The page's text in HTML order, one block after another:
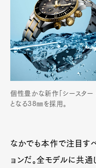
個性豊かな新作「シースター
となる38㎜を採用。
なかでも本作で注目す
ョンだ。全モデルに共